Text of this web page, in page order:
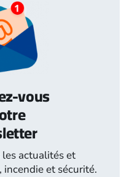
vous
les actualités et
et sécurité.